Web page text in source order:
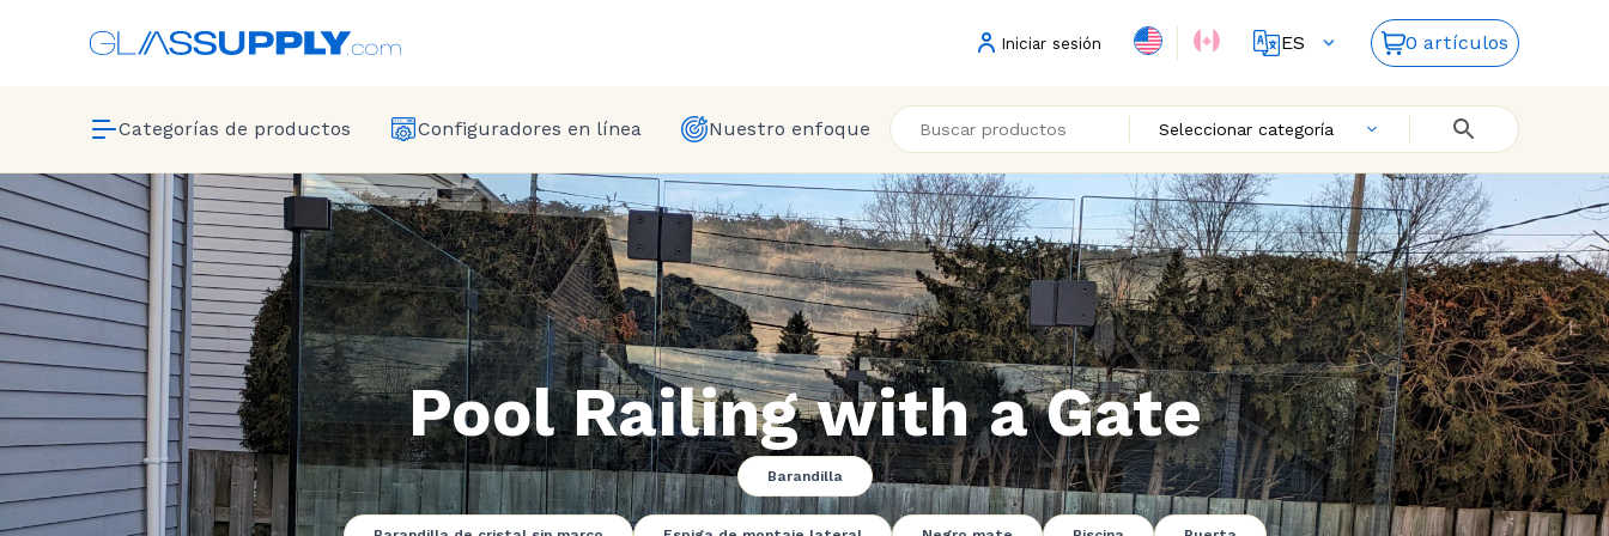
Iniciar sesión
ES
EN
0 artículos
Categorías de productos Configuradores en línea Nuestro enfoque Seleccionar categoría
Pool Railing with a Gate
Barandilla